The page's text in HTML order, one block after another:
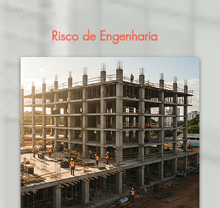
Risco de Engenharia